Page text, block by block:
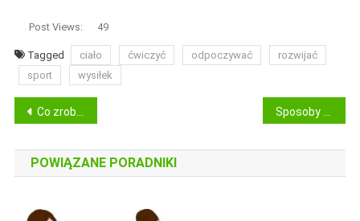
Post Views: 49
Tagged ciało ćwiczyć odpoczywać
rozwijać
sport
wysiłek
Nawigacja
wpisu
Co zrobić, aby móc cieszyć się zdrowym organizmem przez cały czas? Sposoby na młody wygląd
POWIĄZANE PORADNIKI